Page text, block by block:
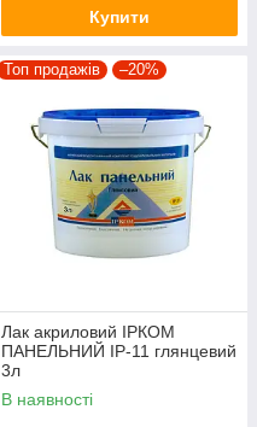
Купити
Топ продажів –20%
Лак акриловий ІРКОМ
ПАНЕЛЬНИЙ ІР-11 глянцевий
3л
В наявності